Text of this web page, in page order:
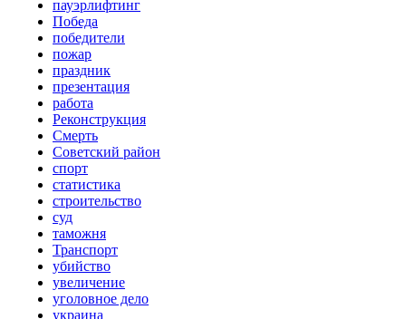
пауэрлифтинг
Победа
победители
пожар
праздник
презентация
работа
Реконструкция
Смерть
Советский район
спорт
статистика
строительство
суд
таможня
Транспорт
убийство
увеличение
уголовное дело
украина